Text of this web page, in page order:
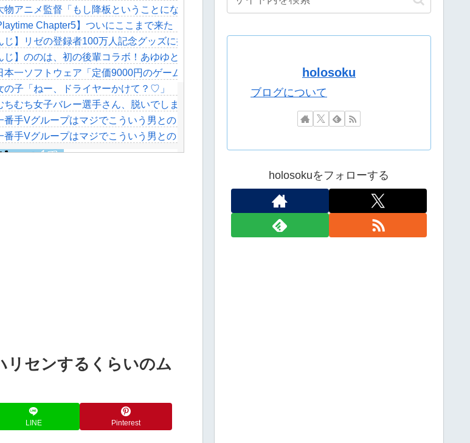
難する事態にｗｗｗｗ
劇のせいで2人も無駄死ににwwww
げするわ」
ッッッ！
全開なのら！！！
たら……
がこちら
くて草
物アニメ監督「もし降板ということになったら、俺が『みいちゃんと山田さん』のアニメ監督やります」
Chapter5】ついにここまで来た！！見守りはリクムん！！【紅蓮罰まる/ぶいぱい】[2026.08.06]
じ】リゼの登録者100万人記念グッズに折りたたみ傘『傘で草』『晴れてても雨降りそう』
じ】ののは、初の後輩コラボ！あゆゆとおはなし「なかよくなれるかな？！」【8/7(金)20:00】
本一ソフトウェア「定価9000円のゲームです。買って下さい。」→結果・・・
の子「ねー、ドライヤーかけて？♡」
ちむち女子バレー選手さん、脱いでしまう💕
番手Vグループはマジでこういう男とのコラボも解禁したほうがいいよ
番手Vグループはマジでこういう男とのコラボも解禁したほうがいいよ
リセンするくらいのム
LINE Pinterest
holosoku
ブログについて
holosokuをフォローする